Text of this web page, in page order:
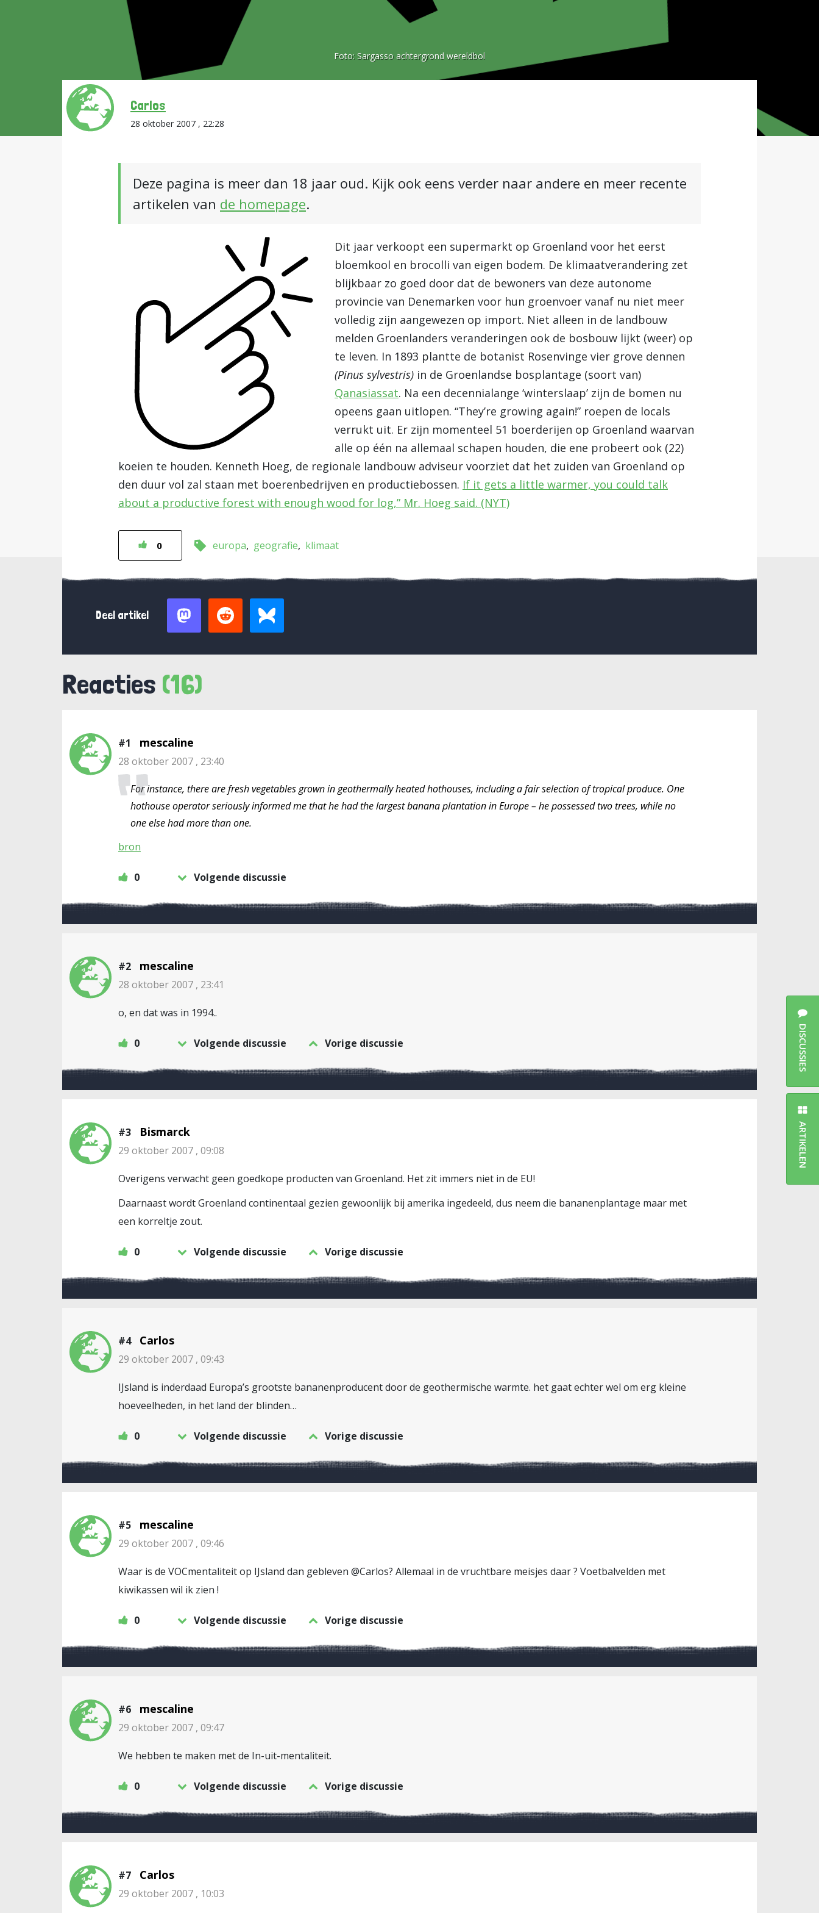
Foto: Sargasso achtergrond wereldbol
Carlos
28 oktober 2007 , 22:28
Deze pagina is meer dan 18 jaar oud. Kijk ook eens verder naar andere en meer recente
artikelen van de homepage.
Dit jaar verkoopt een supermarkt op Groenland voor het eerst
bloemkool en brocolli van eigen bodem. De klimaatverandering zet
blijkbaar zo goed door dat de bewoners van deze autonome
provincie van Denemarken voor hun groenvoer vanaf nu niet meer
volledig zijn aangewezen op import. Niet alleen in de landbouw
melden Groenlanders veranderingen ook de bosbouw lijkt (weer) op
te leven. In 1893 plantte de botanist Rosenvinge vier grove dennen
(Pinus sylvestris) in de Groenlandse bosplantage (soort van)
Qanasiassat. Na een decennialange ‘winterslaap’ zijn de bomen nu
opeens gaan uitlopen. “They’re growing again!” roepen de locals
verrukt uit. Er zijn momenteel 51 boerderijen op Groenland waarvan
alle op één na allemaal schapen houden, die ene probeert ook (22)
koeien te houden. Kenneth Hoeg, de regionale landbouw adviseur voorziet dat het zuiden van Groenland op
den duur vol zal staan met boerenbedrijven en productiebossen. If it gets a little warmer, you could talk
about a productive forest with enough wood for log,” Mr. Hoeg said. (NYT)
0 europa geografie klimaat
Deel artikel
Reacties (16)
#1 mescaline
28 oktober 2007 , 23:40
For instance, there are fresh vegetables grown in geothermally heated hothouses, including a fair selection of tropical produce. One
hothouse operator seriously informed me that he had the largest banana plantation in Europe – he possessed two trees, while no
one else had more than one.
bron
0 Volgende discussie
#2 mescaline
28 oktober 2007 , 23:41
o, en dat was in 1994..
0 Volgende discussie Vorige discussie
#3 Bismarck
29 oktober 2007 , 09:08
Overigens verwacht geen goedkope producten van Groenland. Het zit immers niet in de EU!
Daarnaast wordt Groenland continentaal gezien gewoonlijk bij amerika ingedeeld, dus neem die bananenplantage maar met
een korreltje zout.
0 Volgende discussie Vorige discussie
#4 Carlos
29 oktober 2007 , 09:43
IJsland is inderdaad Europa’s grootste bananenproducent door de geothermische warmte. het gaat echter wel om erg kleine
hoeveelheden, in het land der blinden…
0 Volgende discussie Vorige discussie
#5 mescaline
29 oktober 2007 , 09:46
Waar is de VOCmentaliteit op IJsland dan gebleven @Carlos? Allemaal in de vruchtbare meisjes daar ? Voetbalvelden met
kiwikassen wil ik zien !
0 Volgende discussie Vorige discussie
#6 mescaline
29 oktober 2007 , 09:47
We hebben te maken met de In-uit-mentaliteit.
0 Volgende discussie Vorige discussie
#7 Carlos
29 oktober 2007 , 10:03
DISCUSSIES
ARTIKELEN